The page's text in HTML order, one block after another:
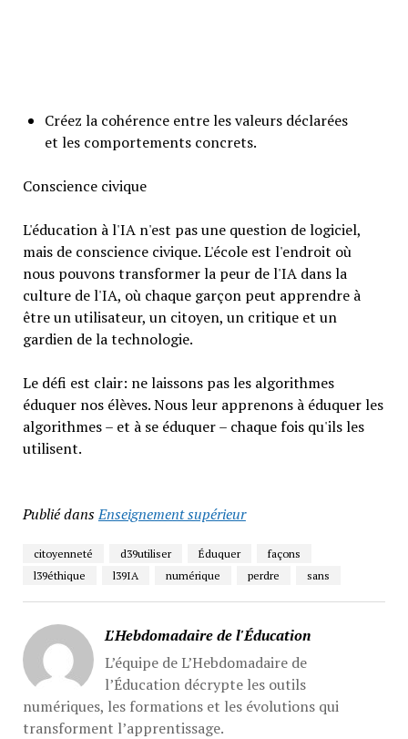
Créez la cohérence entre les valeurs déclarées
et les comportements concrets.
Conscience civique
L'éducation à l'IA n'est pas une question de logiciel,
mais de conscience civique. L'école est l'endroit où
nous pouvons transformer la peur de l'IA dans la
culture de l'IA, où chaque garçon peut apprendre à
être un utilisateur, un citoyen, un critique et un
gardien de la technologie.
Le défi est clair: ne laissons pas les algorithmes
éduquer nos élèves. Nous leur apprenons à éduquer les
algorithmes – et à se éduquer – chaque fois qu'ils les
utilisent.
Publié dansEnseignement supérieur
citoyenneté d39utiliser Éduquer
façons
l39éthique
l39IA numérique perdre sans
L'Hebdomadaire de l'Éducation
L’équipe de L’Hebdomadaire de
l’Éducation décrypte les outils
numériques, les formations et les évolutions qui
transforment l’apprentissage.